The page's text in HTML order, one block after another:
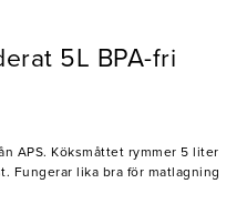
5L BPA-fri
APS. Köksmåttet rymmer 5 liter
Fungerar lika bra för matlagning